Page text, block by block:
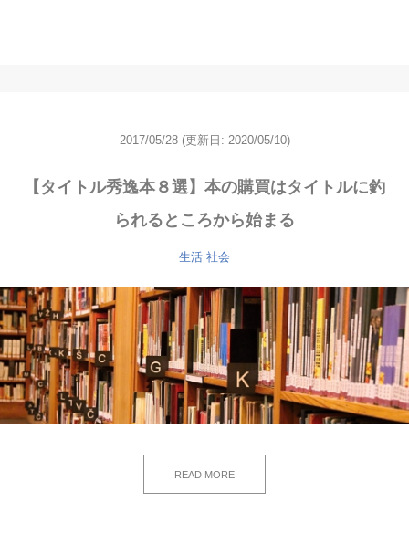
2017/05/28 (更新日: 2020/05/10)
【タイトル秀逸本８選】本の購買はタイトルに釣
られるところから始まる
生活 社会
READ MORE